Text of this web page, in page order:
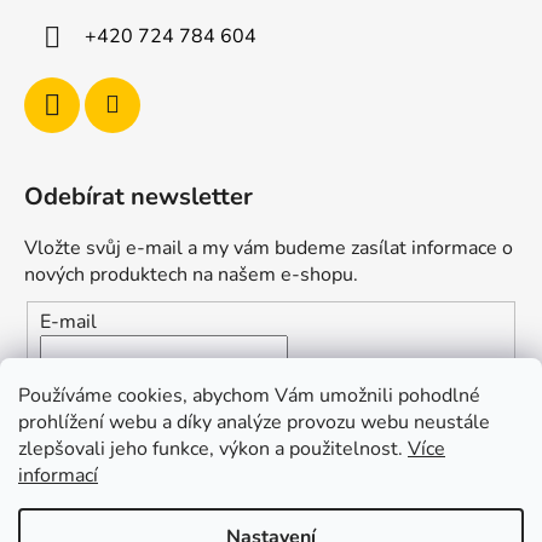
Používáme cookies, abychom Vám umožnili pohodlné
prohlížení webu a díky analýze provozu webu neustále
zlepšovali jeho funkce, výkon a použitelnost. Více
informací
+420 724 784 604
Odebírat newsletter
Vložte svůj e-mail a my vám budeme zasílat informace o
nových produktech na našem e-shopu.
E-mail
Vložením e-mailu souhlasíte s
podmínkami ochrany
osobních údajů
PŘIHLÁSIT SE